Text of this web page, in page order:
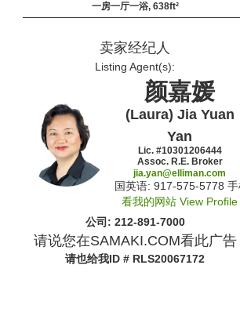
一房一厅一浴, 638ft²
卖家经纪人
Listing Agent(s):‎
颜嘉媛
(Laura) Jia Yuan
Yan
Lic. #‍10301206444
Assoc. R.E. Broker
jia.yan@elliman.com
国英语: ‍917-575-5778
看我的网站 View Profile
公司: ‍212-891-7000
请说您在SAMAKI.COM看此广告
请也给我ID # RLS20067172